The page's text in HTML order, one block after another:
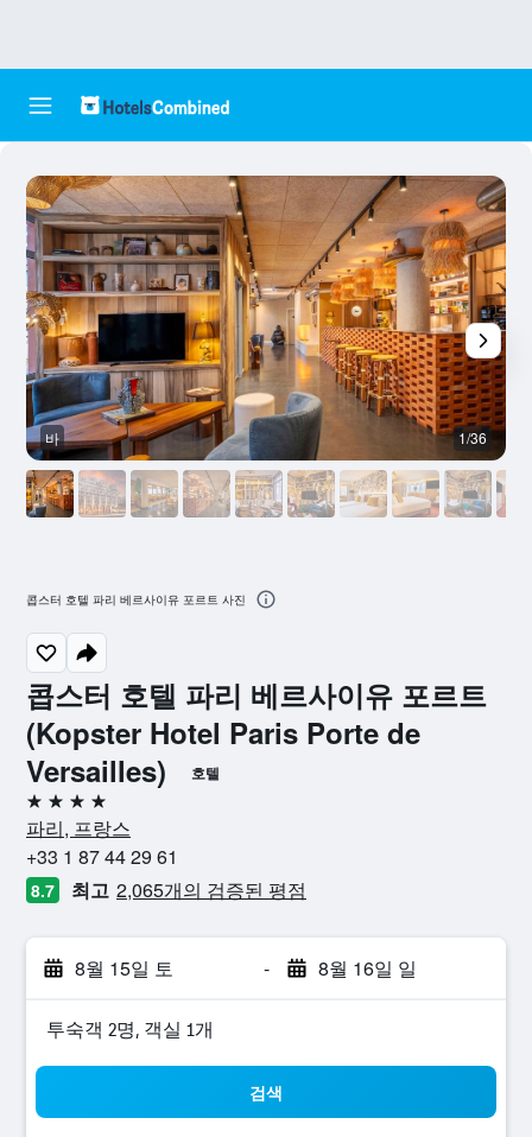
콥스터 호텔 파리 베르사이유 포르트
(Kopster Hotel Paris Porte de
Versailles)
호텔
4성급
파리, 프랑스
+33 1 87 44 29 61
8.7 최고 2,065개의 검증된 평점
8월 15일 토 - 8월 16일 일
​투숙객 2​명, ​객실 1개
검색
바 1/36
콥스터 호텔 파리 베르사이유 포르트 사진